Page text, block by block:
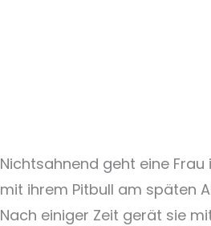
Nichtsahnend geht eine Frau
mit ihrem Pitbull am späten
Nach einiger Zeit gerät sie